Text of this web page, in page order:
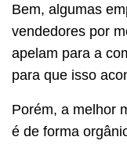
Bem, algumas
vendedores por
apelam para a
para que isso
Porém, a melhor
é de forma